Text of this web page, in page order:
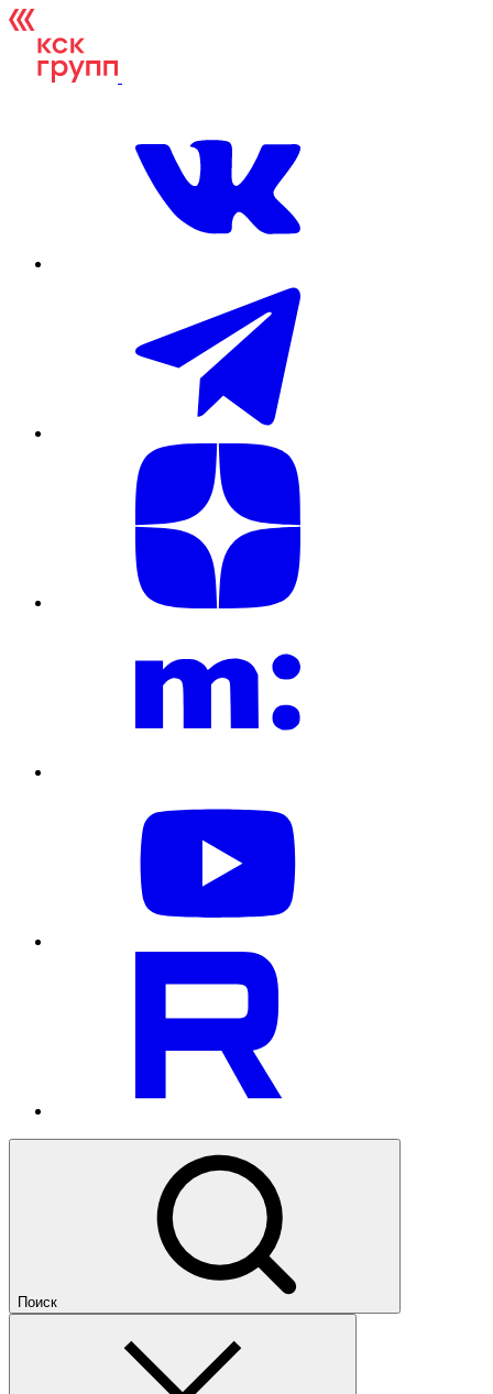
Поиск